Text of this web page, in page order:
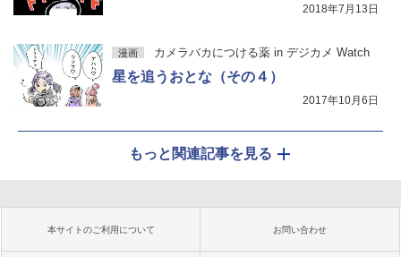
2018年7月13日
漫画 カメラバカにつける薬 in デジカメ Watch
星を追うおとな（その４）
2017年10月6日
もっと関連記事を見る
本サイトのご利用について お問い合わせ